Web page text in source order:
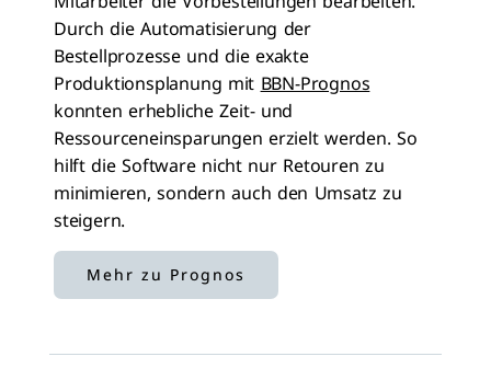
Durch die Automatisierung der
Bestellprozesse und die exakte
Produktionsplanung mit BBN-Prognos
konnten erhebliche Zeit- und
Ressourceneinsparungen erzielt werden. So
hilft die Software nicht nur Retouren zu
minimieren, sondern auch den Umsatz zu
steigern.
Mehr zu Prognos